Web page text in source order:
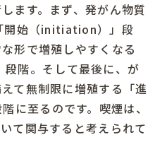
ます。まず、発がん物質
開始（initiation）」段
形で増殖しやすくなる
階。そして最後に、が
て無制限に増殖する「進
至るのです。喫煙は、
て関与すると考えられて